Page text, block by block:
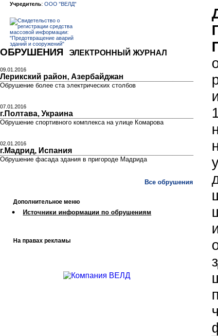
Учредитель: ООО "ВЕЛД"
ОБРУШЕНИЯ ЭЛЕКТРОННЫЙ ЖУРНАЛ
09.01.2016
Лерикский район, Азербайджан
Обрушение более ста электрических столбов
07.01.2016
г.Полтава, Украина
Обрушение спортивного комплекса на улице Комарова
02.01.2016
г.Мадрид, Испания
Обрушение фасада здания в пригороде Мадрида
Все обрушения
Дополнительное меню
Источники информации по обрушениям
На правах рекламы